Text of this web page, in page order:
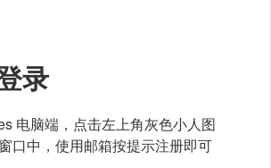
录
电脑端，点击左上角灰色小人图
口中，使用邮箱按提示注册即可